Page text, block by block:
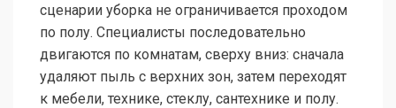
сценарии уборка не ограничивается проходом
по полу. Специалисты последовательно
двигаются по комнатам, сверху вниз: сначала
удаляют пыль с верхних зон, затем переходят
к мебели, технике, стеклу, сантехнике и полу.